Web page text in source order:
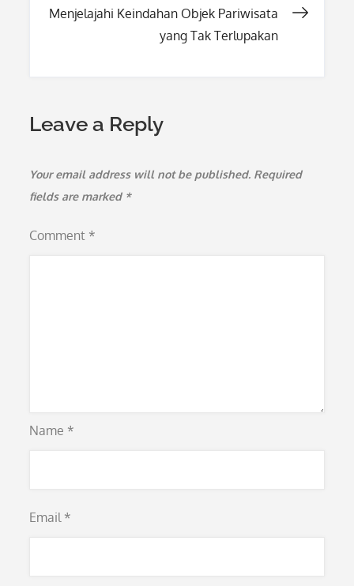
Menjelajahi Keindahan Objek Pariwisata
yang Tak Terlupakan
Leave a Reply
Your email address will not be published. Required
fields are marked *
Comment *
Name *
Email *